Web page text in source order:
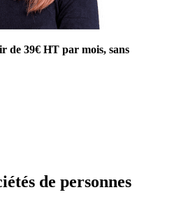
de 39€ HT par mois, sans
de personnes